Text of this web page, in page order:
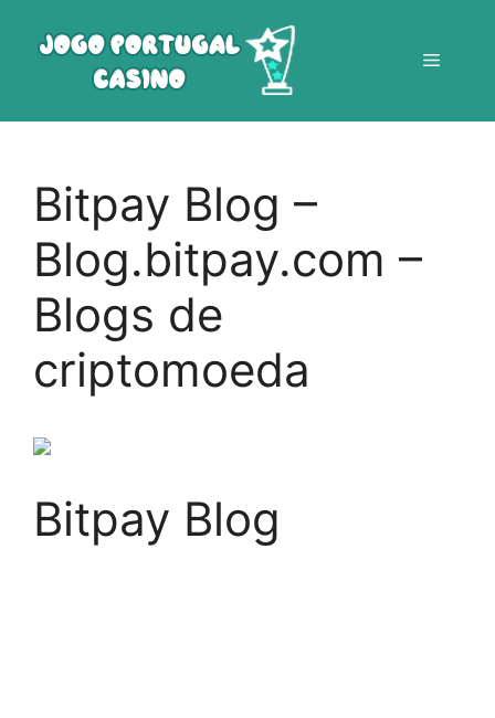
Menu
Bitpay Blog –
Blog.bitpay.com –
Blogs de
criptomoeda
Bitpay Blog